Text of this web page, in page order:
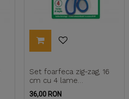
Set foarfeca zig-zag, 16
cm cu 4 lame
interschimbabile (blister)
Pret
36,00 RON